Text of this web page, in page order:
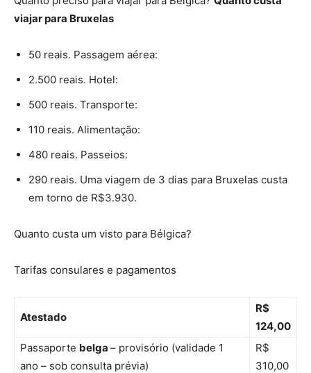
viajarpara Bruxelas
50 reais. Passagem aérea:
2.500 reais. Hotel:
500 reais. Transporte:
110 reais. Alimentação:
480 reais. Passeios:
290 reais. Uma viagem de 3 dias para Bruxelas custa
em torno de R$3.930.
Quanto custa um visto para Bélgica?
Tarifas consulares e pagamentos
Atestado
R$
124,00
Passaporte belga – provisório (validade 1
ano – sob consulta prévia)
R$
310,00